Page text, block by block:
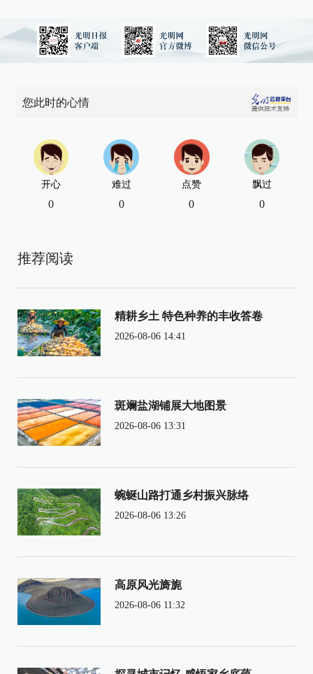
您此时的心情
开心
0
难过
0
点赞
0
飘过
0
推荐阅读
精耕乡土 特色种养的丰收答卷
2026-08-06 14:41
斑斓盐湖铺展大地图景
2026-08-06 13:31
蜿蜒山路打通乡村振兴脉络
2026-08-06 13:26
高原风光旖旎
2026-08-06 11:32